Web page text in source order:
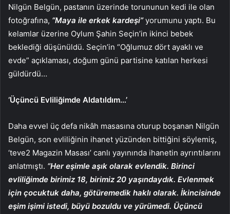
Nilgün Belgün, pastanın üzerinde torununun kedi ile olan
fotoğrafına, “Maya ile erkek kardeşi”yorumunu yaptı. Bu
kelamlar üzerine Oylum Şahin Seçin’in ikinci bebek
beklediği düşünüldü. Seçin’in “Oğlumuz dört ayaklı ve
evde” açıklaması, doğum günü partisine katılan herkesi
güldürdü…
‘Üçüncü Evliliğimde Aldatıldım…’
Daha evvel üç defa nikâh masasına oturup boşanan Nilgün
Belgün, son evliliğinin ihanet yüzünden bittiğini söylemiş,
‘teve2 Magazin Masası’ canlı yayınında ihanetin ayrıntılarını
anlatmıştı. “Her eşimle aşık olarak evlendik. Birinci
evliliğimde birimiz 18, birimiz 20 yaşındaydık. Evlenmek
için çocuktuk daha, götüremedik haklı olarak. İkincisinde
eşim işimi istedi, büyü bozuldu ve yürümedi. Üçüncü